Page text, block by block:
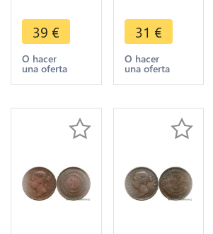
Settlements
One Cent
Victoria
1890 ->
39 €
O hacer
una oferta
Settlements
One Cent
Victoria
1883 ->
31 €
O hacer
una oferta